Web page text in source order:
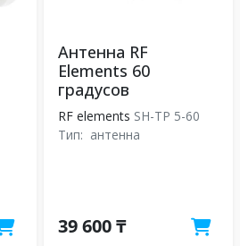
Антенна RF
Elements 60
градусов
RF elements SH-TP 5-60
Тип: антенна
39 600 ₸